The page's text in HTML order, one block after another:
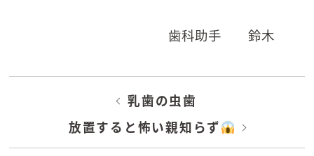
歯科助手 鈴木
乳歯の虫歯
放置すると怖い親知らず